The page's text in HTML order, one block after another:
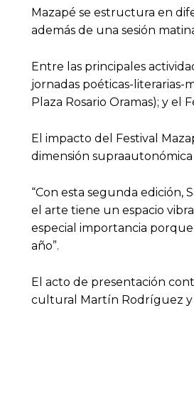
Mazapé se estructura en
además de una sesión
Entre las principales
jornadas poéticas-literarias-
Plaza Rosario Oramas); y
El impacto del Festival
dimensión
“Con esta segunda edición,
el arte tiene un espacio
especial importancia
año”.
El acto de presentación
cultural Martín Rodríguez y